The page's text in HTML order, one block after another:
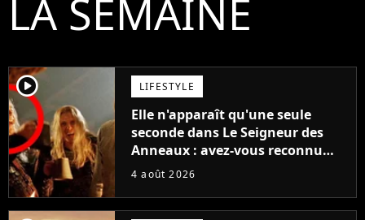
LA SEMAINE
player2 LIFESTYLE
Elle n'apparaît qu'une seule
seconde dans Le Seigneur des
Anneaux : avez-vous reconnu
cette légende du cinéma dans la
4 août 2026